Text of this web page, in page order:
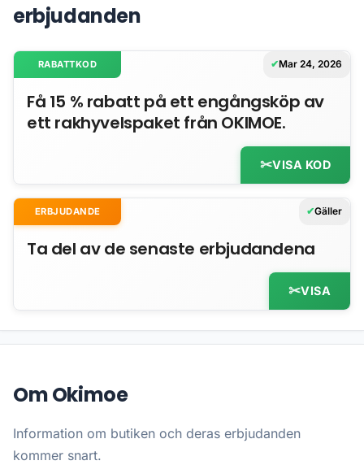
erbjudanden
RABATTKOD Mar 24, 2026
Få 15 % rabatt på ett engångsköp av
ett rakhyvelspaket från OKIMOE.
VISA KOD
ERBJUDANDE Gäller
Ta del av de senaste erbjudandena
VISA
Om Okimoe
Information om butiken och deras erbjudanden
kommer snart.